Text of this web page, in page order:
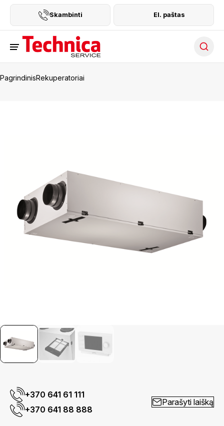
Skambinti El. paštas
PagrindinisRekuperatoriai
+370 641 61 111
+370 641 88 888
Parašyti laišką